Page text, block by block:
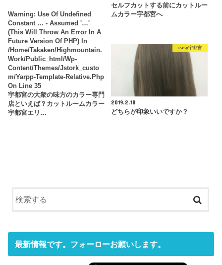
Warning: Use Of Undefined
Constant … - Assumed '…'
(this Will Throw An Error In A
Future Version Of PHP) In
/home/takaken/highmountain.
Work/public_html/wp-
Content/themes/jstork_custo
M/yarpp-Template-Relative.php
On Line35
宇都宮の大衆の味方のカラー専門
店といえば？カットルームカラー
宇都宮エリ…
セルフカットする前にカットルー
ムカラー宇都宮へ
easy宇都宮
2019.2.18
どちらが印象いいですか？
最新情報です。フォーローお願いします。